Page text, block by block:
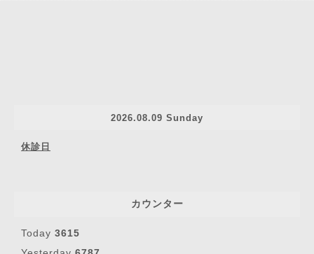
2026.08.09 Sunday
休診日
カウンター
Today 3615